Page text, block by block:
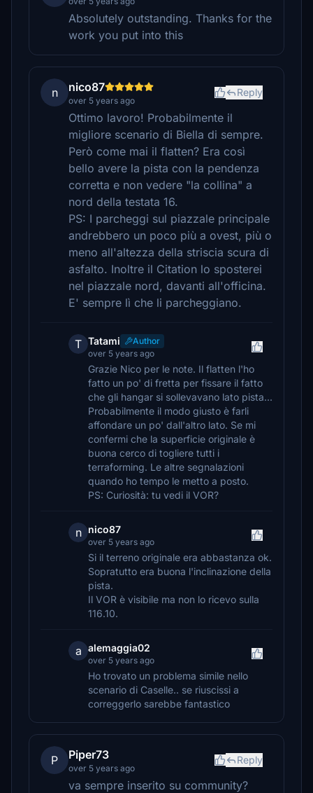
Absolutely outstanding. Thanks for the
work you put into this
n nico87
over 5 years ago
Reply
Ottimo lavoro! Probabilmente il
migliore scenario di Biella di sempre.
Però come mai il flatten? Era così
bello avere la pista con la pendenza
corretta e non vedere "la collina" a
nord della testata 16.
PS: I parcheggi sul piazzale principale
andrebbero un poco più a ovest, più o
meno all'altezza della striscia scura di
asfalto. Inoltre il Citation lo sposterei
nel piazzale nord, davanti all'officina.
E' sempre lì che li parcheggiano.
T Tatami
Author
over 5 years ago
Grazie Nico per le note. Il flatten l'ho
fatto un po' di fretta per fissare il fatto
che gli hangar si sollevavano lato pista...
Probabilmente il modo giusto è farli
affondare un po' dall'altro lato. Se mi
confermi che la superficie originale è
buona cerco di togliere tutti i
terraforming. Le altre segnalazioni
quando ho tempo le metto a posto.
PS: Curiosità: tu vedi il VOR?
n nico87
over 5 years ago
Si il terreno originale era abbastanza ok.
Sopratutto era buona l'inclinazione della
pista.
Il VOR è visibile ma non lo ricevo sulla
116.10.
a alemaggia02
over 5 years ago
Ho trovato un problema simile nello
scenario di Caselle.. se riuscissi a
correggerlo sarebbe fantastico
P Piper73
over 5 years ago
Reply
va sempre inserito su community?